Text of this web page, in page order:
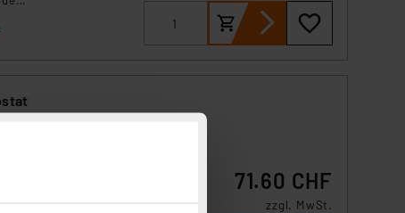
71.60 CHF
zzgl. MwSt.